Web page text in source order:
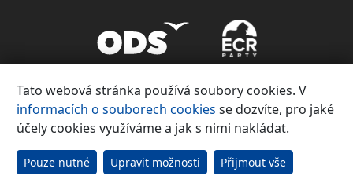
Občanská demokratická strana 1991 – 2026
Tato webová stránka používá soubory cookies. V
informacích o souborech cookies se dozvíte, pro jaké
účely cookies využíváme a jak s nimi nakládat.
Pouze nutné Upravit možnosti Přijmout vše